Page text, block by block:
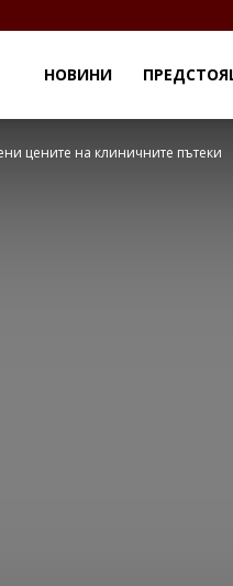
НОВИНИ
цените на клиничните пътеки